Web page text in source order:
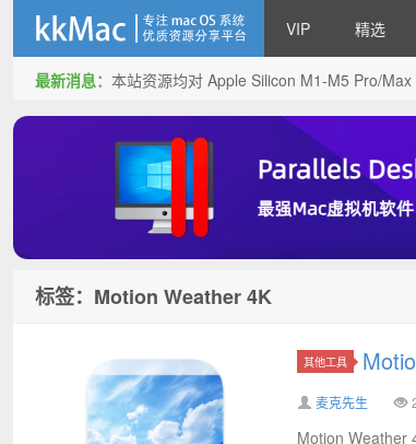
kkMac
VIP 精选
最新消息： 本站资源均对 Apple Silicon M1-M5 Pro/
标签：Motion Weather 4K
其他工具
麦克先生
Motion Weather